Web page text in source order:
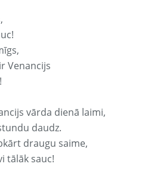
Venancijs
vārda dienā laimi,
daudz.
draugu saime,
tālāk sauc!